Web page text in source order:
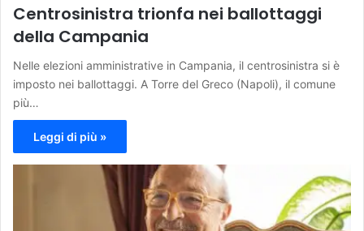
Centrosinistra trionfa nei ballottaggi
della Campania
Nelle elezioni amministrative in Campania, il centrosinistra si è
imposto nei ballottaggi. A Torre del Greco (Napoli), il comune
più…
Leggi di più »